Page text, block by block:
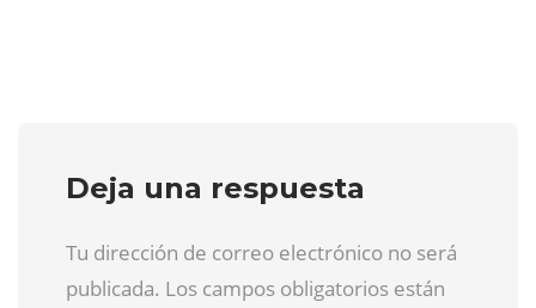
Deja una respuesta
Tu dirección de correo electrónico no será
publicada. Los campos obligatorios están